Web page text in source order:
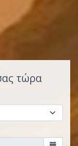
τώρα